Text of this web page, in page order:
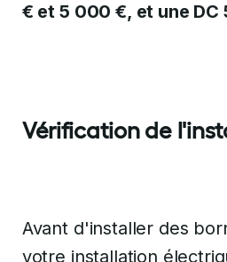
€ et 5 000 €, et une
Vérification de
Avant d'installer des
votre installation